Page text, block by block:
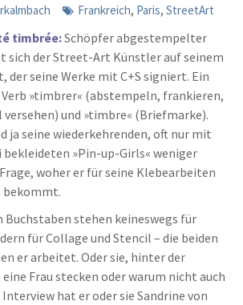
Frankreich, Paris, StreetArt
timbrée:Schöpfer abgestempelter
sich der Street-Art Künstler auf seinem
der seine Werke mit C+S signiert. Ein
»timbrer« (abstempeln, frankieren,
und »timbre« (Briefmarke).
ja seine wiederkehrenden, oft nur mit
bekleideten »Pin-up-Girls« weniger
woher er für seine Klebearbeiten
bekommt.
Buchstaben stehen keineswegs für
für Collage und Stencil – die beiden
er arbeitet. Oder sie, hinter der
Frau stecken oder warum nicht auch
hat er oder sie Sandrine von